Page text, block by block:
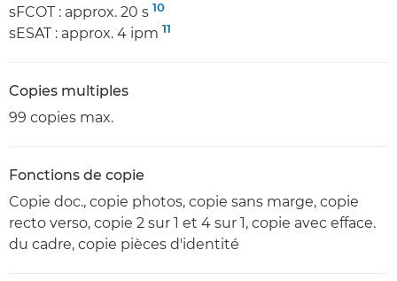
sFCOT : approx. 20 s 10
sESAT : approx. 4 ipm 11
Copies multiples
99 copies max.
Fonctions de copie
Copie doc., copie photos, copie sans marge, copie
recto verso, copie 2 sur 1 et 4 sur 1, copie avec efface.
du cadre, copie pièces d'identité